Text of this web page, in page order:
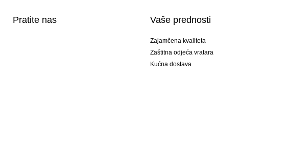
Pratite nas Vaše prednosti
Zajamčena kvaliteta
Zaštitna odjeća vratara
Kućna dostava